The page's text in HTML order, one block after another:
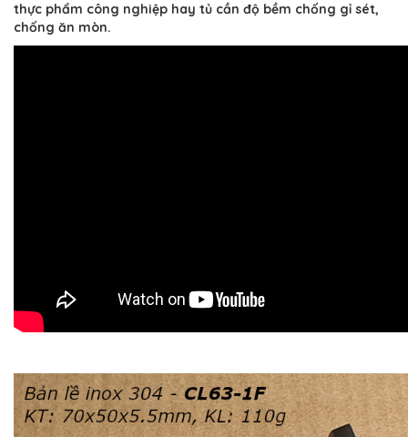
thực phẩm công nghiệp hay tủ cần độ bềm chống gỉ sét,
chống ăn mòn.